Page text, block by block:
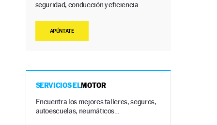
seguridad, conducción y eficiencia.
APÚNTATE
SERVICIOS ELMOTOR
Encuentra los mejores talleres, seguros,
autoescuelas, neumáticos…